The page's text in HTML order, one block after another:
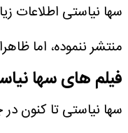
سها نیاستی اطلاعات
منتشر ننموده، اما
فیلم های سها
سها نیاستی تا کنون در